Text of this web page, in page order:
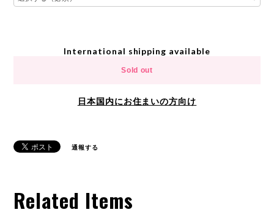
International shipping available
Sold out
日本国内にお住まいの方向け
通報する
Related Items